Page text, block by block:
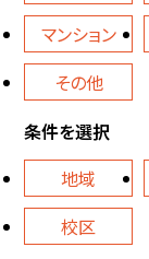
マンション
その他
条件を選択
地域
校区